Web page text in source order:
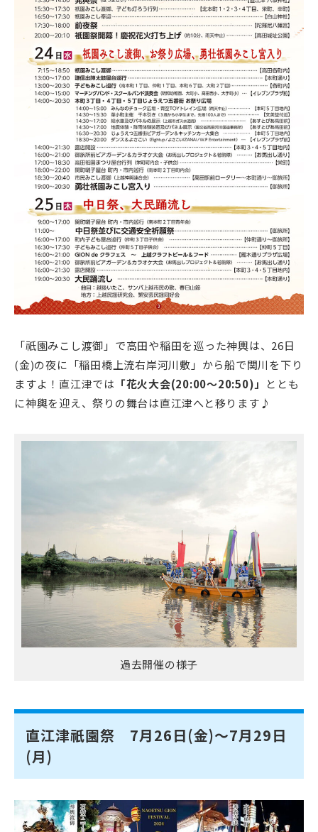
「祇園みこし渡御」で高田や稲田を巡った神輿は、26日
(金)の夜に「稲田橋上流右岸河川敷」から船で関川を下り
ますよ！直江津では 「花火大会(20:00～20:50)」
ととも
に神輿を迎え、祭りの舞台は直江津へと移ります♪
過去開催の様子
直江津祇園祭 7月26日(金)～7月29日
(月)